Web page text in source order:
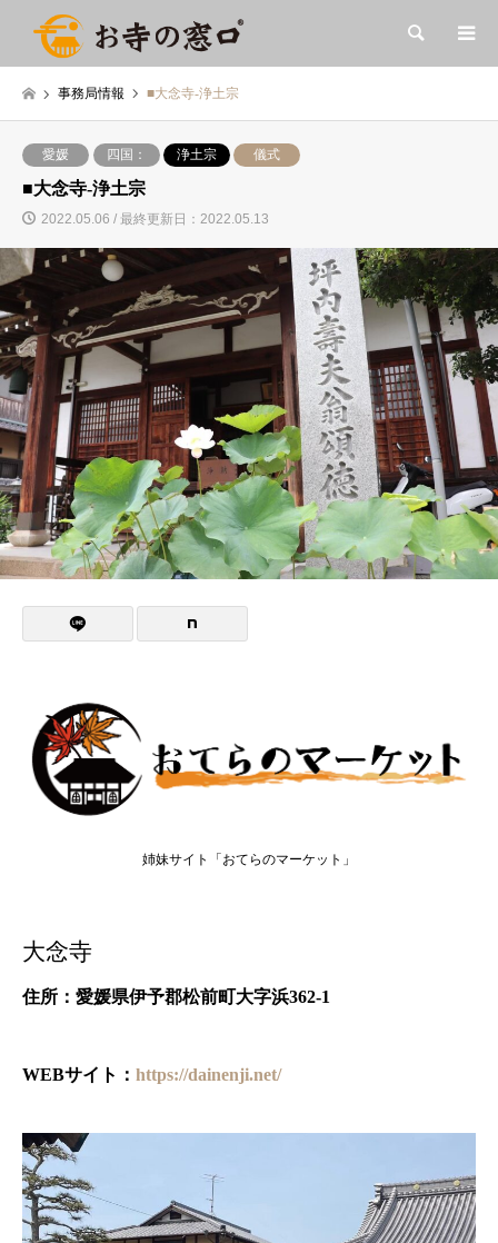
検索
事務局情報 ■大念寺-浄土宗
愛媛 四国： 浄土宗 儀式
■大念寺-浄土宗
2022.05.06 / 最終更新日：2022.05.13
姉妹サイト「おてらのマーケット」
大念寺
住所：愛媛県伊予郡松前町大字浜362-1
WEBサイト： https://dainenji.net/